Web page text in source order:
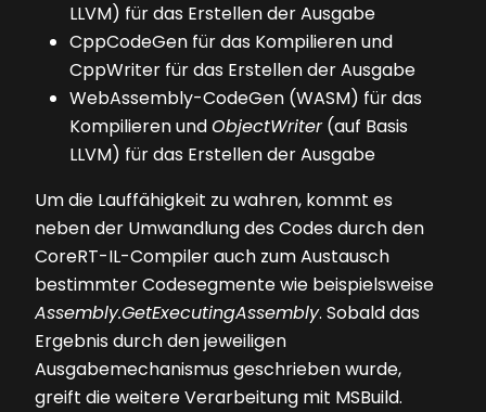
LLVM) für das Erstellen der Ausgabe
CppCodeGen für das Kompilieren und
CppWriter für das Erstellen der Ausgabe
WebAssembly-CodeGen (WASM) für das
Kompilieren undObjectWriter(auf Basis
LLVM) für das Erstellen der Ausgabe
Um die Lauffähigkeit zu wahren, kommt es
neben der Umwandlung des Codes durch den
Core­RT-IL-Compiler auch zum Austausch
bestimmter Codesegmente wie beispielsweise
Assembly.GetExecutingAssembly. Sobald das
Ergebnis durch den jeweiligen
Ausgabemechanismus geschrieben wurde,
greift die weitere Verarbeitung mit MSBuild.